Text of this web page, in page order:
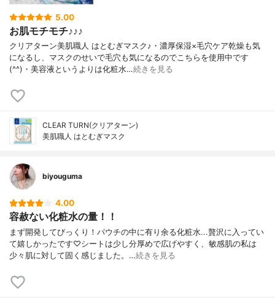
5.00
お肌モチモチ♪♪♪
クリアターン美肌職人 はとむぎマスク♪・濃厚保湿×毛穴ケア乾燥も気
になるし、マスクのせいで毛穴も気になるのでこちらを使用中です
(^^)・美容液というよりは化粧水…続きを見る
CLEAR TURN(クリアターン)
美肌職人 はとむぎマスク
biyouguma
4.00
容赦ない化粧水の量！！
まず開発してびっくり！パウチの中に有り余る化粧水...贅沢に入ってい
て嬉しかったです♡シートは少し分厚めで広げやすく、敏感肌の私は
少々肌に対して固く感じました。…続きを見る